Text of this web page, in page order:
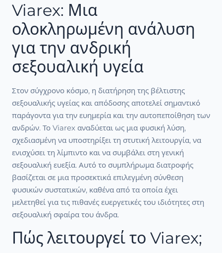
Viarex: Μια
ολοκληρωμένη ανάλυση
για την ανδρική
σεξουαλική υγεία
Στον σύγχρονο κόσμο, η διατήρηση της βέλτιστης
σεξουαλικής υγείας και απόδοσης αποτελεί σημαντικό
παράγοντα για την ευημερία και την αυτοπεποίθηση των
ανδρών. Το Viarex αναδύεται ως μια φυσική λύση,
σχεδιασμένη να υποστηρίξει τη στυτική λειτουργία, να
ενισχύσει τη λίμπιντο και να συμβάλει στη γενική
σεξουαλική ευεξία. Αυτό το συμπλήρωμα διατροφής
βασίζεται σε μια προσεκτικά επιλεγμένη σύνθεση
φυσικών συστατικών, καθένα από τα οποία έχει
μελετηθεί για τις πιθανές ευεργετικές του ιδιότητες στη
σεξουαλική σφαίρα του άνδρα.
Πώς λειτουργεί το Viarex;